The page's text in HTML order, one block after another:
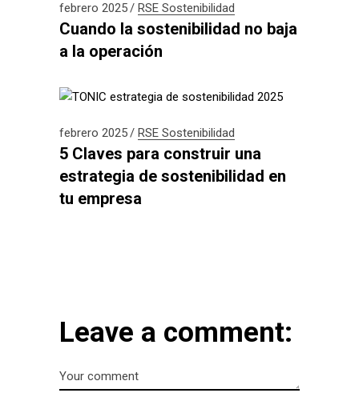
febrero 2025 RSE Sostenibilidad
Cuando la sostenibilidad no baja
a la operación
febrero 2025 RSE Sostenibilidad
5 Claves para construir una
estrategia de sostenibilidad en
tu empresa
Leave a comment: